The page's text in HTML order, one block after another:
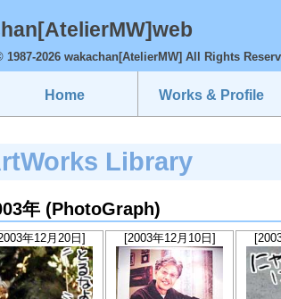
2026 wakachan[AtelierMW] All Rights
Home Works & Profile
Library
年 (PhotoGraph)
年12月20日] [2003年12月10日]